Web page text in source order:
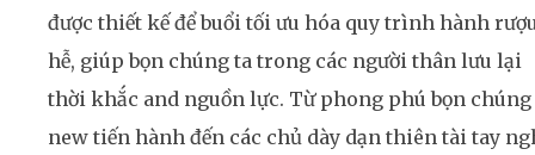
được thiết kế để buổi tối ưu hóa quy trình hành
hễ, giúp bọn chúng ta trong các người thân lưu lại
thời khắc and nguồn lực. Từ phong phú bọn chúng
new tiến hành đến các chủ dày dạn thiên tài tay